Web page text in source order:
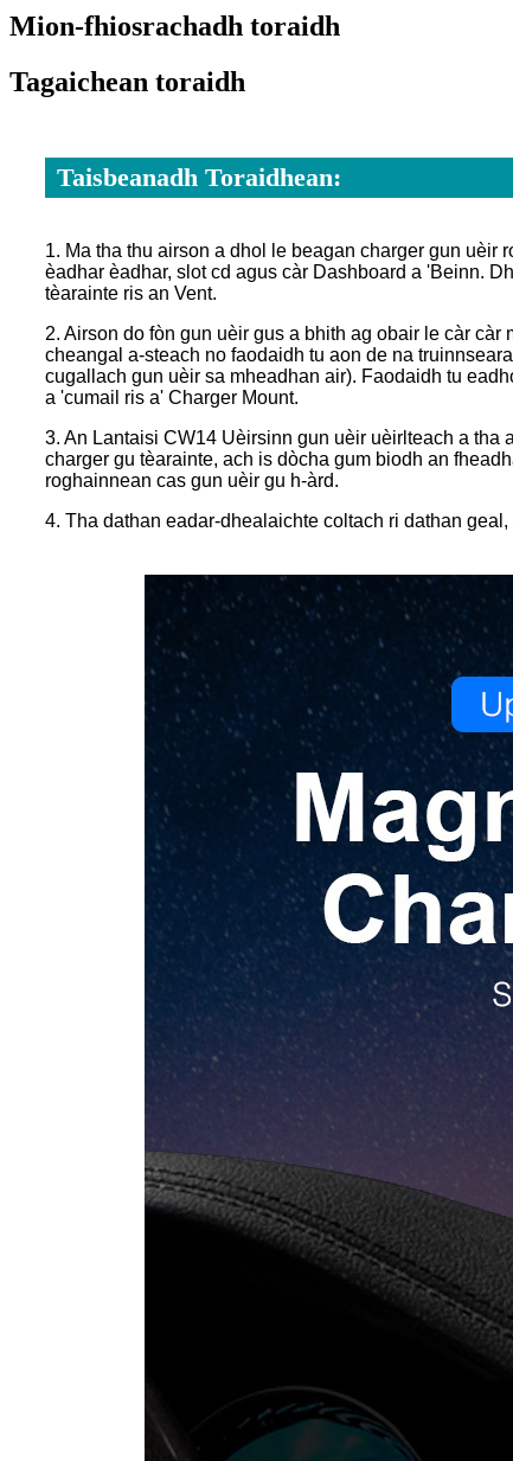
Mion-fhiosrachadh toraidh
Tagaichean toraidh
Taisbeanadh Toraidhean:
1. Ma tha thu airson a dhol le beagan charger gun
èadhar èadhar, slot cd agus càr Dashboard a 'Beinn.
tèarainte ris an Vent.
2. Airson do fòn gun uèir gus a bhith ag obair le càr
cheangal a-steach no faodaidh tu aon de na
cugallach gun uèir sa mheadhan air). Faodaidh tu
a 'cumail ris a' Charger Mount.
3. An Lantaisi CW14 Uèirsinn gun uèir uèirlteach a
charger gu tèarainte, ach is dòcha gum biodh an
roghainnean cas gun uèir gu h-àrd.
4. Tha dathan eadar-dhealaichte coltach ri dathan